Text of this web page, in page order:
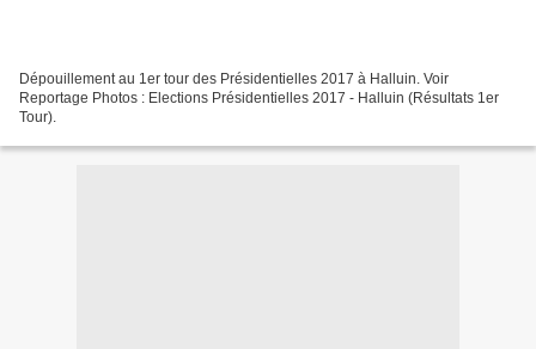
Dépouillement au 1er tour des Présidentielles 2017 à Halluin. Voir
Reportage Photos : Elections Présidentielles 2017 - Halluin (Résultats 1er
Tour).